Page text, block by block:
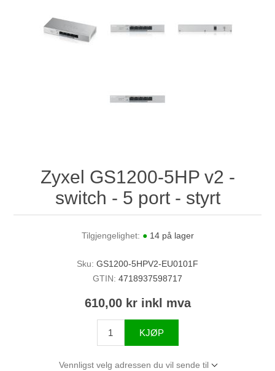
Zyxel GS1200-5HP v2 -
switch - 5 port - styrt
Tilgjengelighet: ● 14 på lager
Sku: GS1200-5HPV2-EU0101F
GTIN: 4718937598717
610,00 kr inkl mva
KJØP
Vennligst velg adressen du vil sende til